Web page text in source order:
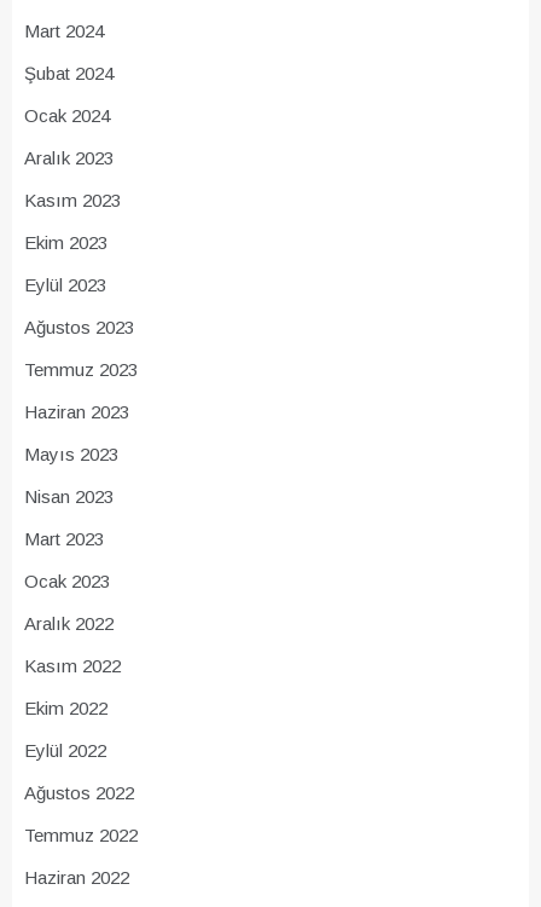
Mart 2024
Şubat 2024
Ocak 2024
Aralık 2023
Kasım 2023
Ekim 2023
Eylül 2023
Ağustos 2023
Temmuz 2023
Haziran 2023
Mayıs 2023
Nisan 2023
Mart 2023
Ocak 2023
Aralık 2022
Kasım 2022
Ekim 2022
Eylül 2022
Ağustos 2022
Temmuz 2022
Haziran 2022